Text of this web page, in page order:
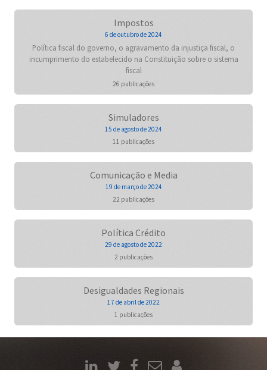
Impostos
6 de outubro de 2024
Política fiscal do governo, o agravamento da injustiça fiscal, o
incumprimento do estabelecido na Constituição sobre o sistema
fiscal
26 publicações
Simuladores
15 de agosto de 2024
11 publicações
Comunicação e Media
19 de março de 2024
22 publicações
Política Crédito
29 de agosto de 2022
2 publicações
Desigualdades Regionais
17 de abril de 2022
1 publicações